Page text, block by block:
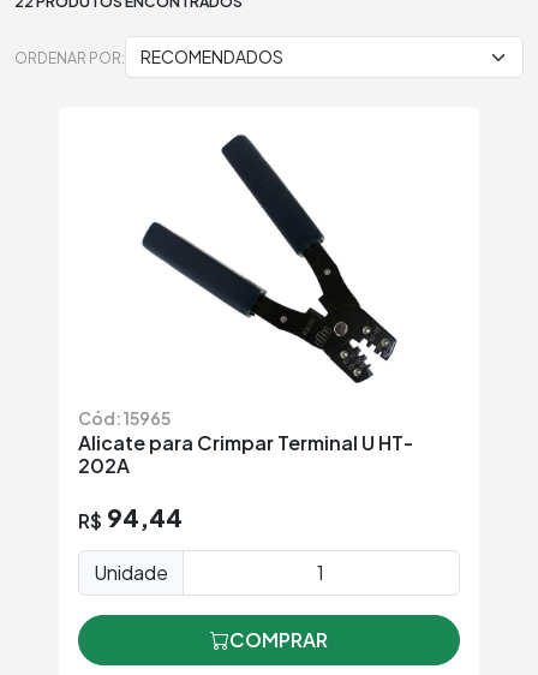
ORDENAR POR:
Cód: 15965
Alicate para Crimpar Terminal U HT-
202A
R$ 94,44
Unidade
COMPRAR